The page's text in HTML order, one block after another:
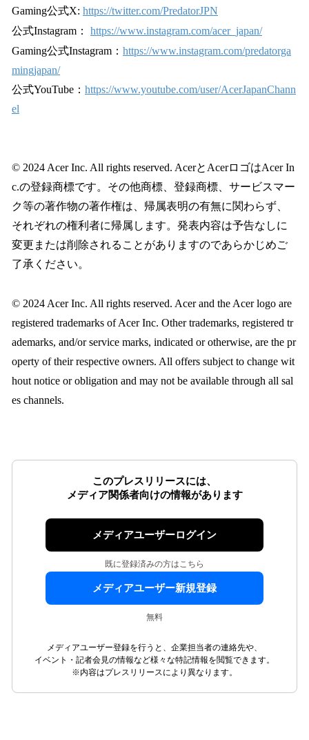
Gaming公式X: https://twitter.com/PredatorJPN
公式Instagram： https://www.instagram.com/acer_japan/
Gaming公式Instagram： https://www.instagram.com/predatorga
mingjapan/
公式YouTube： https://www.youtube.com/user/AcerJapanChann
el
© 2024 Acer Inc. All rights reserved. AcerとAcerロゴはAcer In
c.の登録商標です。その他商標、登録商標、サービスマー
ク等の著作物の著作権は、帰属表明の有無に関わらず、
それぞれの権利者に帰属します。発表内容は予告なしに
変更または削除されることがありますのであらかじめご
了承ください。
© 2024 Acer Inc. All rights reserved. Acer and the Acer logo are
registered trademarks of Acer Inc. Other trademarks, registered tr
ademarks, and/or service marks, indicated or otherwise, are the pr
operty of their respective owners. All offers subject to change wit
hout notice or obligation and may not be available through all sal
es channels.
このプレスリリースには、
メディア関係者向けの情報があります
メディアユーザーログイン
既に登録済みの方はこちら
メディアユーザー新規登録
無料
メディアユーザー登録を行うと、企業担当者の連絡先や、
イベント・記者会見の情報など様々な特記情報を閲覧できます。
※内容はプレスリリースにより異なります。